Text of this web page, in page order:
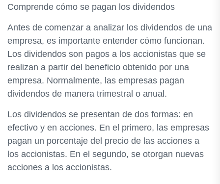
Comprende cómo se pagan los dividendos
Antes de comenzar a analizar los dividendos de una
empresa, es importante entender cómo funcionan.
Los dividendos son pagos a los accionistas que se
realizan a partir del beneficio obtenido por una
empresa. Normalmente, las empresas pagan
dividendos de manera trimestral o anual.
Los dividendos se presentan de dos formas: en
efectivo y en acciones. En el primero, las empresas
pagan un porcentaje del precio de las acciones a
los accionistas. En el segundo, se otorgan nuevas
acciones a los accionistas.